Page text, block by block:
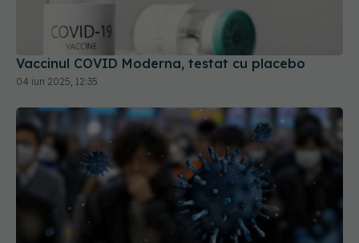
Vaccinul COVID Moderna, testat cu placebo
04 iun 2025, 12:35